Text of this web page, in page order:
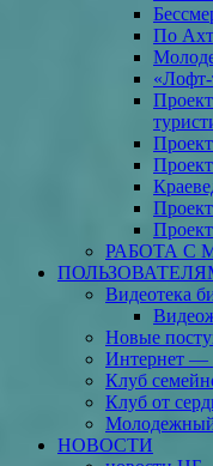
По
«Лофт-
РАБОТА С
Видеотека
Новые
Интернет —
Клуб
Клуб от
НОВОСТИ